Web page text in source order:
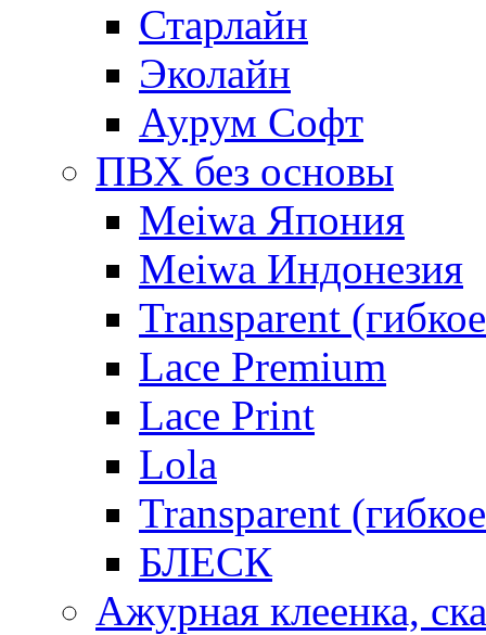
Старлайн
Эколайн
Аурум Софт
ПВХ без основы
Meiwa Япония
Meiwa Индонезия
Transparent
Lace Premium
Lace Print
Lola
Transparent
БЛЕСК
Ажурная клеенка,